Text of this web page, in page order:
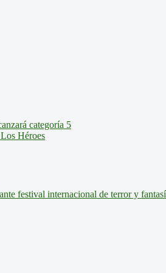
categoría 5
Héroes
festival internacional de terror y